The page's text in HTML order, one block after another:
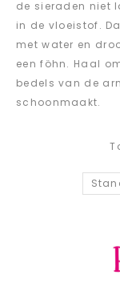
de sieraden niet
in de vloeistof.
met water en
een föhn. Haal
bedels van de
schoonmaakt.